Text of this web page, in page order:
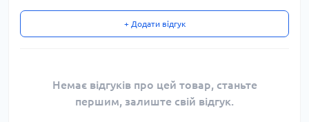
+ Додати відгук
Немає відгуків про цей товар, станьте
першим, залиште свій відгук.